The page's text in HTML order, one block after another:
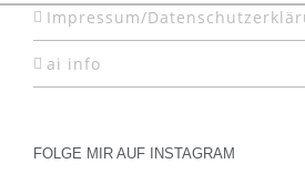
Impressum/
ai info
FOLGE MIR AUF INSTAGRAM